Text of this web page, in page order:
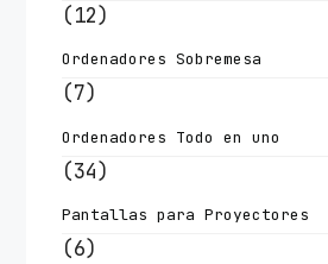
(12)
Ordenadores Sobremesa
(7)
Ordenadores Todo en uno
(34)
Pantallas para Proyectores
(6)